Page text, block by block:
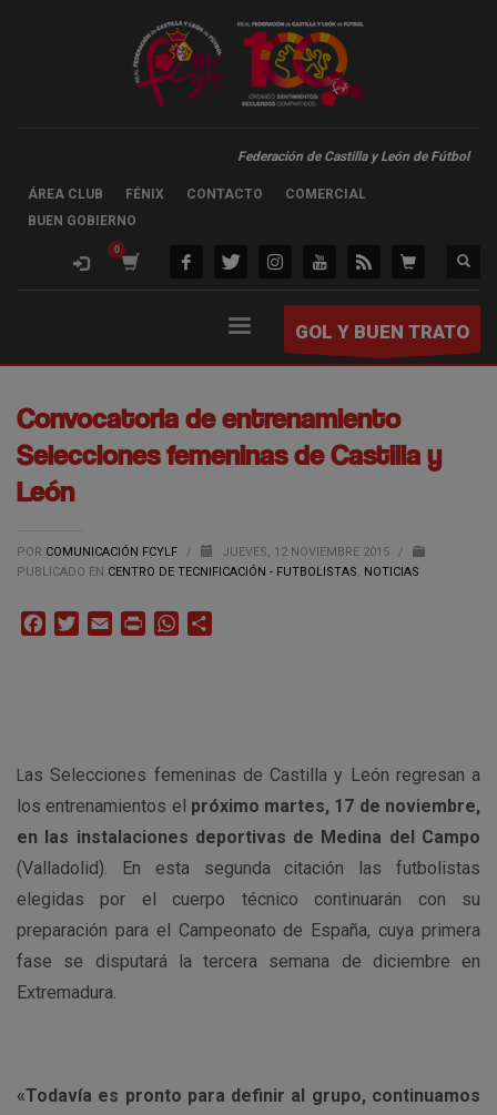
Federación de Castilla y León de Fútbol
ÁREA CLUB FÉNIX CONTACTO
COMERCIAL
BUEN GOBIERNO
GOL Y BUEN TRATO
Convocatoria de entrenamiento
Selecciones femeninas de Castilla y
León
POR COMUNICACIÓN FCYLF / JUEVES, 12 NOVIEMBRE 2015
/
PUBLICADO EN CENTRO DE TECNIFICACIÓN - FUTBOLISTAS, NOTICIAS
FacebookTwitterEmail Print WhatsApp
as Selecciones femeninas de Castilla y León regresan a
los entrenamientos el próximo martes, 17 de noviembre,
en las instalaciones deportivas de Medina del Campo
(Valladolid). En esta segunda citación las futbolistas
elegidas por el cuerpo técnico continuarán con su
preparación para el Campeonato de España, cuya primera
fase se disputará la tercera semana de diciembre en
Extremadura.
«Todavía es pronto para definir al grupo, continuamos